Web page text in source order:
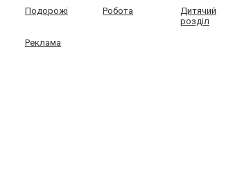
Подорожі Робота
Дитячий
розділ
Реклама